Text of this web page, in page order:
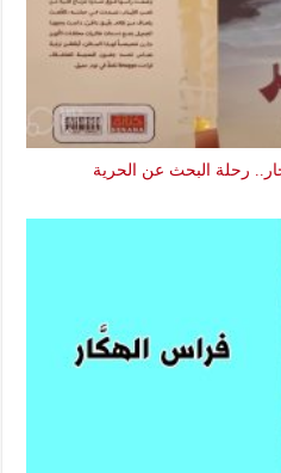
رحلة البحث عن الحرية